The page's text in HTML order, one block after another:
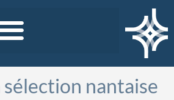
sélection nantaise